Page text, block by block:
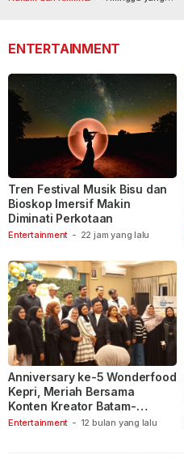
ENTERTAINMENT
Entertainment - 22 jam yang lalu
Tren Festival Musik Bisu dan
Bioskop Imersif Makin
Diminati Perkotaan
Entertainment - 12 bulan yang lalu
Anniversary ke-5 Wonderfood
Kepri, Meriah Bersama
Konten Kreator Batam-
Tanjungpinang